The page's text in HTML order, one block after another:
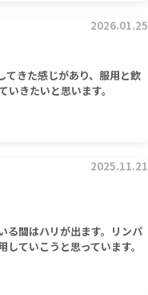
2026.01.25
てきた感じがあり、服用と飲
きたいと思います。
2025.11.21
る間はハリが出ます。リンパ
ていこうと思っています。